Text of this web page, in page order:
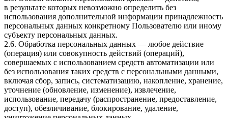
в результате которых невозможно определить без
использования дополнительной информации принадлежность
персональных данных конкретному Пользователю или иному
субъекту персональных данных.
2.6. Обработка персональных данных — любое действие
(операция) или совокупность действий (операций),
совершаемых с использованием средств автоматизации или
без использования таких средств с персональными данными,
включая сбор, запись, систематизацию, накопление, хранение,
уточнение (обновление, изменение), извлечение,
использование, передачу (распространение, предоставление,
доступ), обезличивание, блокирование, удаление,